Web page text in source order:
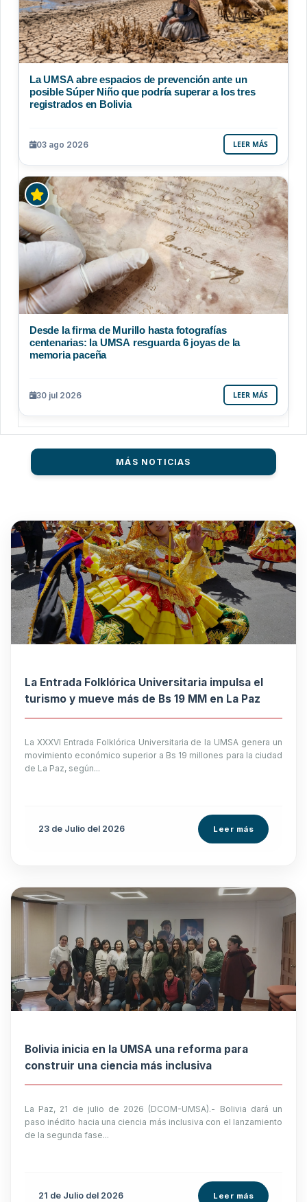
La UMSA abre espacios de prevención ante un
posible Súper Niño que podría superar a los tres
registrados en Bolivia
03 ago 2026 LEER MÁS
Desde la firma de Murillo hasta fotografías
centenarias: la UMSA resguarda 6 joyas de la
memoria paceña
30 jul 2026 LEER MÁS
MÁS NOTICIAS
La Entrada Folklórica Universitaria impulsa el
turismo y mueve más de Bs 19 MM en La Paz
La XXXVI Entrada Folklórica Universitaria de la UMSA genera un
movimiento económico superior a Bs 19 millones para la ciudad
de La Paz, según...
23 de Julio del 2026 Leer más
Bolivia inicia en la UMSA una reforma para
construir una ciencia más inclusiva
La Paz, 21 de julio de 2026 (DCOM-UMSA).- Bolivia dará un
paso inédito hacia una ciencia más inclusiva con el lanzamiento
de la segunda fase...
21 de Julio del 2026 Leer más